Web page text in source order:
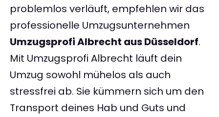
problemlos verläuft, empfehlen wir das
professionelle Umzugsunternehmen
Umzugsprofi Albrecht aus Düsseldorf.
Mit Umzugsprofi Albrecht läuft dein
Umzug sowohl mühelos als auch
stressfrei ab. Sie kümmern sich um den
Transport deines Hab und Guts und